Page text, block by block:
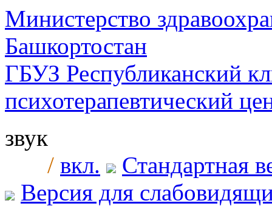
Министерство
Башкортостан
ГБУЗ Республиканский
психотерапевтический
звук
/ вкл.
Стандартная
Версия для